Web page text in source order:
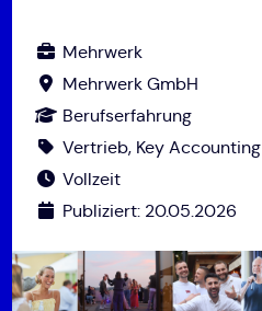
Mehrwerk
Mehrwerk GmbH
Berufserfahrung
Vertrieb, Key Accounting
Vollzeit
Publiziert: 20.05.2026